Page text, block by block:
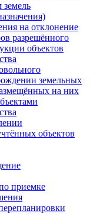
земель
на отклонение
разрешённого
объектов
земельных
на них
объектов
приемке